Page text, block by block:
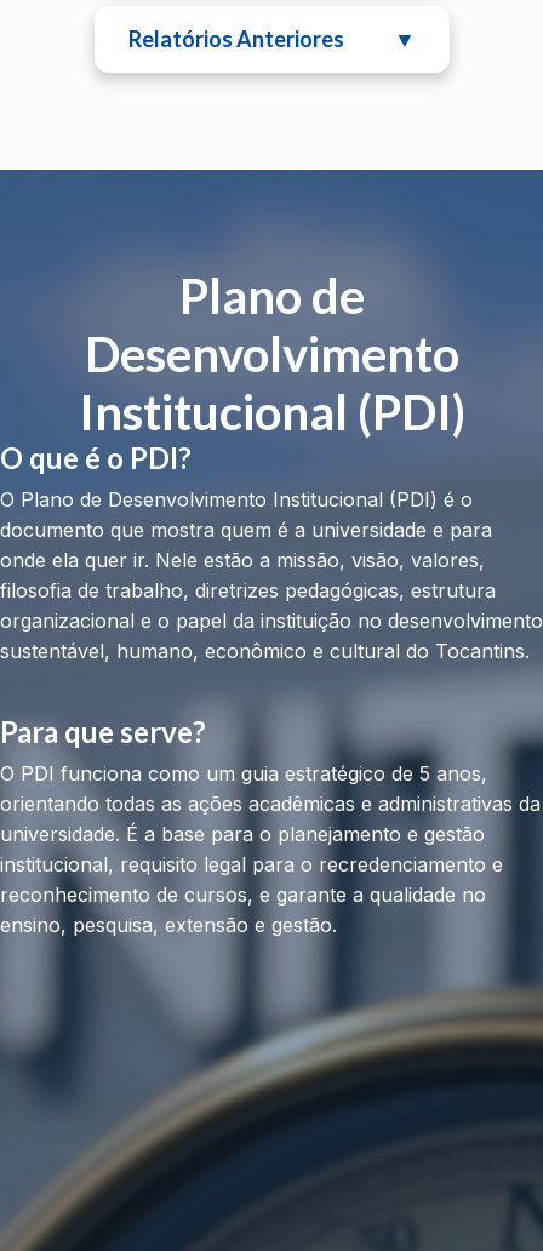
Relatórios Anteriores ▼
Plano de
Desenvolvimento
Institucional (PDI)
O que é o PDI?
O Plano de Desenvolvimento Institucional (PDI) é o
documento que mostra quem é a universidade e para
onde ela quer ir. Nele estão a missão, visão, valores,
filosofia de trabalho, diretrizes pedagógicas, estrutura
organizacional e o papel da instituição no desenvolvimento
sustentável, humano, econômico e cultural do Tocantins.
Para que serve?
O PDI funciona como um guia estratégico de 5 anos,
orientando todas as ações acadêmicas e administrativas da
universidade. É a base para o planejamento e gestão
institucional, requisito legal para o recredenciamento e
reconhecimento de cursos, e garante a qualidade no
ensino, pesquisa, extensão e gestão.